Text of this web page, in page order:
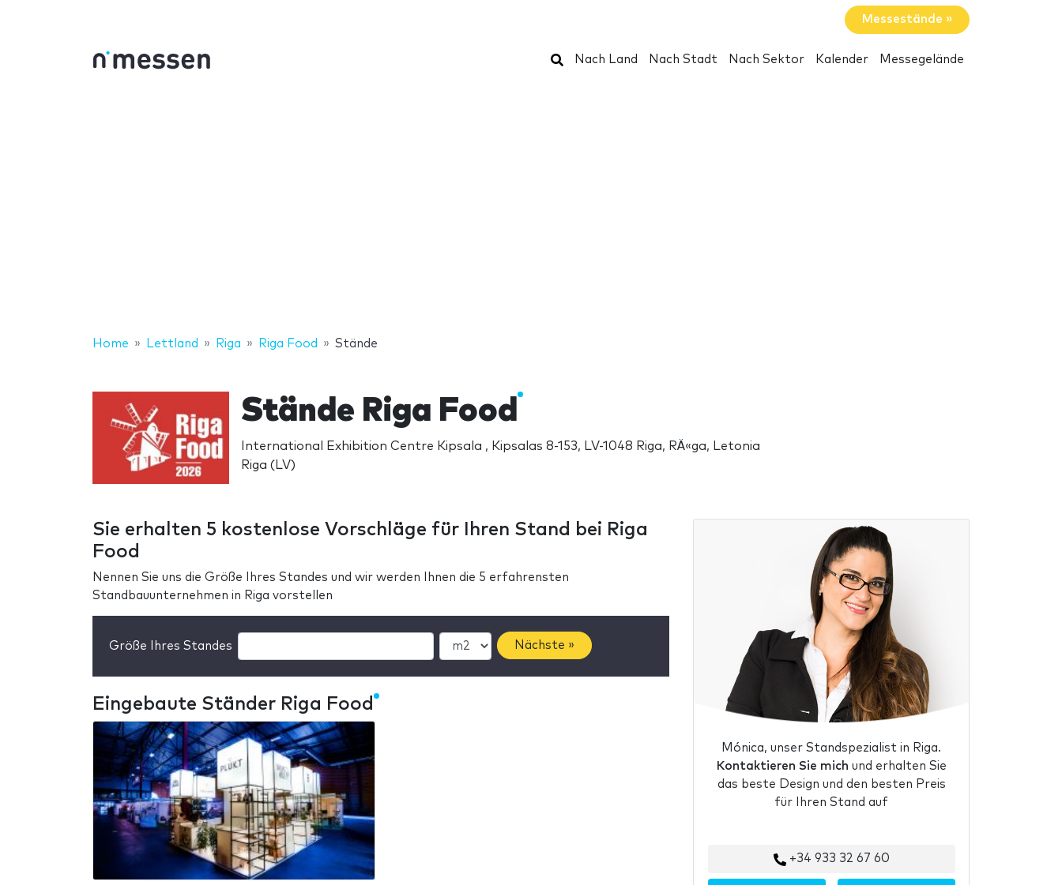
Messestände »
Suchen
Nach Land Nach Stadt Nach Sektor Kalender Messegelände
Home Lettland Riga Riga Food Stände
Stände Riga Food
International Exhibition Centre Kipsala , Kipsalas 8-153, LV-1048 Riga, RÄ«ga, Letonia
Riga (LV)
Sie erhalten 5 kostenlose Vorschläge für Ihren Stand bei Riga
Food
Nennen Sie uns die Größe Ihres Standes und wir werden Ihnen die 5 erfahrensten
Standbauunternehmen in Riga vorstellen
Größe Ihres Standes Nächste »
Eingebaute Ständer Riga Food
Mónica, unser Standspezialist in Riga.
Kontaktieren Sie mich und erhalten Sie
das beste Design und den besten Preis
für Ihren Stand auf
+34 933 32 67 60